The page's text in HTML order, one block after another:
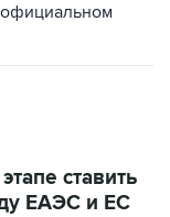
ставить
ЕАЭС и ЕС